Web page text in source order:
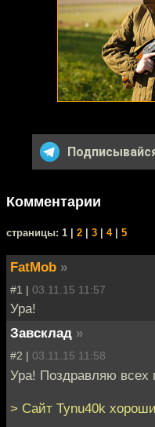
Комментарии
cтраницы: 1 | 2 3 4| 5
FatMob »
#1 | 03.11.15 11:57
Ура!
Завсклад »
#2 | 03.11.15 11:58
Ура! Поздравляю всех
> Сайт Tynu40k